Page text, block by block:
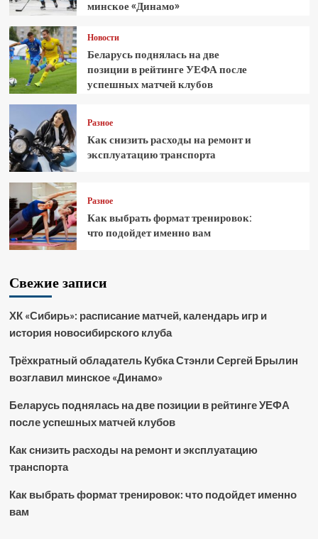
минское «Динамо»
Новости
Беларусь поднялась на две
позиции в рейтинге УЕФА после
успешных матчей клубов
Разное
Как снизить расходы на ремонт и
эксплуатацию транспорта
Разное
Как выбрать формат тренировок:
что подойдет именно вам
Свежие записи
ХК «Сибирь»: расписание матчей, календарь игр и
история новосибирского клуба
Трёхкратный обладатель Кубка Стэнли Сергей Брылин
возглавил минское «Динамо»
Беларусь поднялась на две позиции в рейтинге УЕФА
после успешных матчей клубов
Как снизить расходы на ремонт и эксплуатацию
транспорта
Как выбрать формат тренировок: что подойдет именно
вам